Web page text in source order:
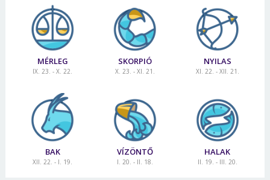
MÉRLEG
IX. 23. - X. 22.
SKORPIÓ
X. 23. - XI. 21.
NYILAS
XI. 22. - XII. 21.
BAK
XII. 22. - I. 19.
VÍZÖNTŐ
I. 20. - II. 18.
HALAK
II. 19. - III. 20.